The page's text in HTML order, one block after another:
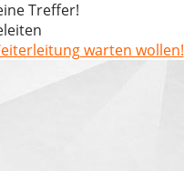
Treffer!
warten wollen!